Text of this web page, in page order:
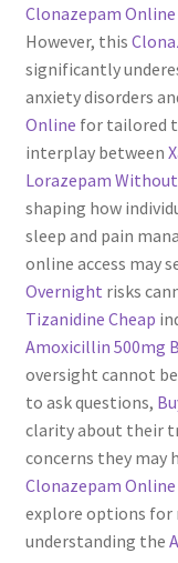
Clonazepam Online
However, this
significantly
anxiety disorders
Online for tailored
interplay between
Lorazepam
shaping how
sleep and pain
online access may
Overnight risks
Tizanidine Cheap
Amoxicillin 500mg
oversight cannot
to ask questions,
clarity about their
concerns they may
Clonazepam Online
explore options
understanding the